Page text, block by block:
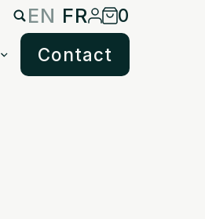
EN FR
0
Contact